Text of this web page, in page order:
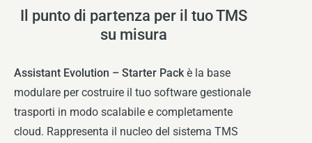
Il punto di partenza per il tuo TMS
su misura
Assistant Evolution – Starter Pack è la base
modulare per costruire il tuo software gestionale
trasporti in modo scalabile e completamente
cloud. Rappresenta il nucleo del sistema TMS